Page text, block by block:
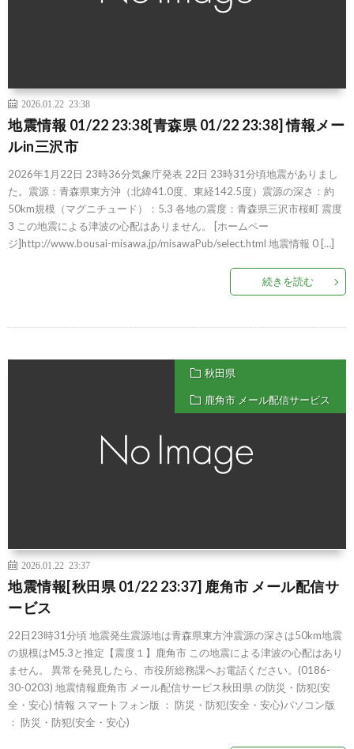
2026.01.22 23:38
地震情報 01/22 23:38[青森県 01/22 23:38] 情報メー
ルin三沢市
2026年1月22日 23時36分気象庁発表 22日 23時31分頃地震がありまし
た。震源：青森県東方沖（北緯41.0度、東経142.5度）震源の深さ：約
50km規模（マグニチュード）：5.3 各地の震度：青森県三沢市桜町 震度
3 この地震による津波の心配はありません。 [ホームペー
ジ]http://www.bousai-misawa.jp/misawaPub/select.html 地震情報 0 […]
続きを読む
秋田県
鹿角市 メール配信サービス
2026.01.22 23:37
地震情報[秋田県 01/22 23:37] 鹿角市 メール配信サ
ービス
22日23時31分頃 地震発生震源地は青森県東方沖震源の深さは50km地震
の規模はM5.3と推定【震度１】鹿角市 この地震による津波の心配はあり
ません。 異常を発見したら、市役所総務課へお電話ください。(0186-
30-0203) 地震情報鹿角市 メール配信サービス秋田県 の防災・防犯(安
全・安心) 情報 スマートフォン版 ： 防災・防犯(安全・安心)パソコン版
： 防災・防犯(安全・安心)